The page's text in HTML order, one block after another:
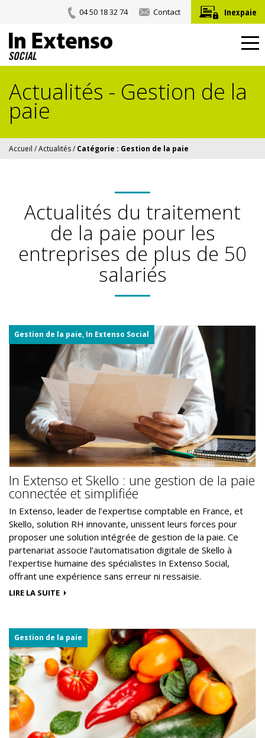
04 50 18 32 74 Contact Inexpaie
Actualités - Gestion de la
paie
Accueil /Actualités/ Catégorie : Gestion de la paie
Actualités du traitement
de la paie pour les
entreprises de plus de 50
salariés
Gestion de la paie, In Extenso Social
In Extenso et Skello : une gestion de la paie
connectée et simplifiée
In Extenso, leader de l’expertise comptable en France, et
Skello, solution RH innovante, unissent leurs forces pour
proposer une solution intégrée de gestion de la paie. Ce
partenariat associe l’automatisation digitale de Skello à
l’expertise humaine des spécialistes In Extenso Social,
offrant une expérience sans erreur ni ressaisie.
LIRE LA SUITE
Gestion de la paie